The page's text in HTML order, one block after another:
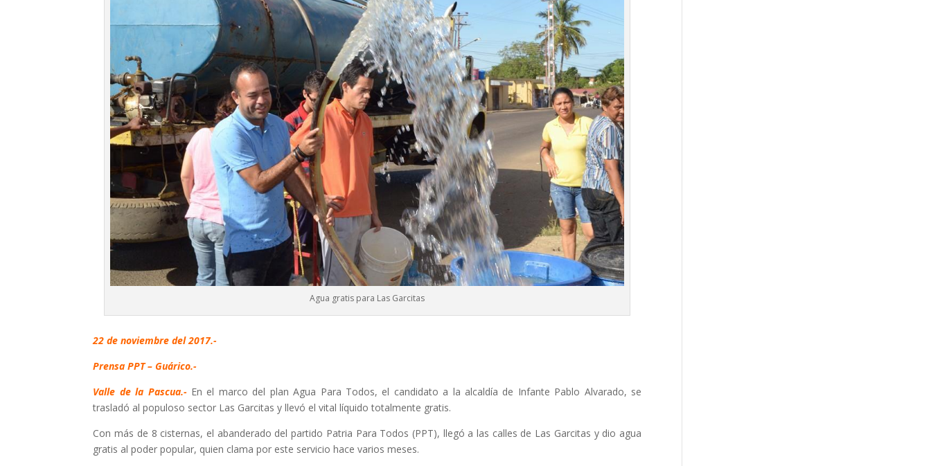
Agua gratis para Las Garcitas
22 de noviembre del 2017.-
Prensa PPT – Guárico.-
Valle de la Pascua.-En el marco del plan Agua Para Todos, el candidato a la alcaldía de Infante Pablo Alvarado, se
trasladó al populoso sector Las Garcitas y llevó el vital líquido totalmente gratis.
Con más de 8 cisternas, el abanderado del partido Patria Para Todos (PPT), llegó a las calles de Las Garcitas y dio agua
gratis al poder popular, quien clama por este servicio hace varios meses.